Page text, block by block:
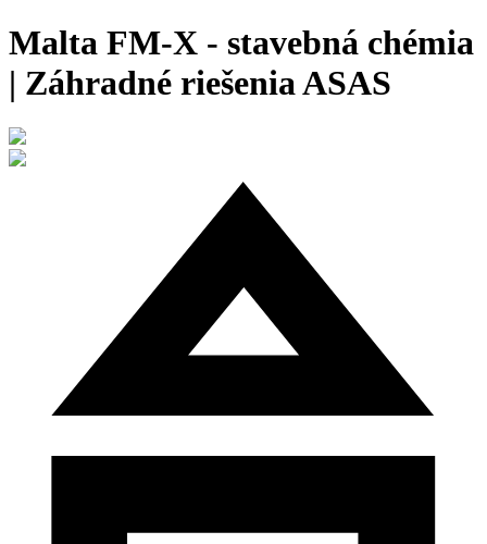
Malta FM-X - stavebná chémia
| Záhradné riešenia ASAS